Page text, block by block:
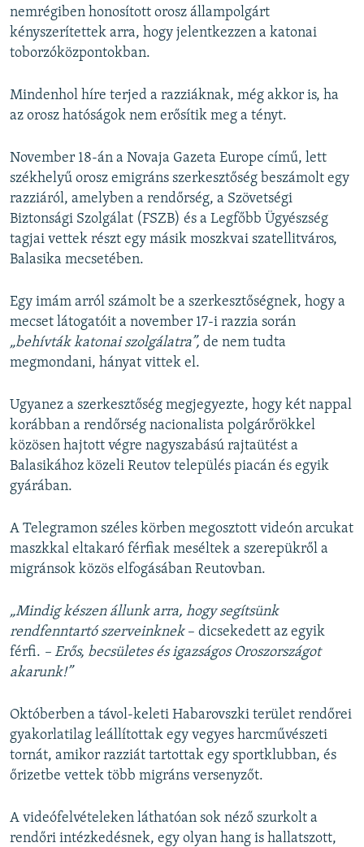
nemrégiben honosított orosz állampolgárt
kényszerítettek arra, hogy jelentkezzen a katonai
toborzóközpontokban.
Mindenhol híre terjed a razziáknak, még akkor is, ha
az orosz hatóságok nem erősítik meg a tényt.
November 18-án a Novaja Gazeta Europe című, lett
székhelyű orosz emigráns szerkesztőség beszámolt egy
razziáról, amelyben a rendőrség, a Szövetségi
Biztonsági Szolgálat (FSZB) és a Legfőbb Ügyészség
tagjai vettek részt egy másik moszkvai szatellitváros,
Balasika mecsetében.
Egy imám arról számolt be a szerkesztőségnek, hogy a
mecset látogatóit a november 17-i razzia során
„behívták katonai szolgálatra”, de nem tudta
megmondani, hányat vittek el.
Ugyanez a szerkesztőség megjegyezte, hogy két nappal
korábban a rendőrség nacionalista polgárőrökkel
közösen hajtott végre nagyszabású rajtaütést a
Balasikához közeli Reutov település piacán és egyik
gyárában.
A Telegramon széles körben megosztott videón arcukat
maszkkal eltakaró férfiak meséltek a szerepükről a
migránsok közös elfogásában Reutovban.
„Mindig készen állunk arra, hogy segítsünk
rendfenntartó szerveinknek – dicsekedett az egyik
férfi. – Erős, becsületes és igazságos Oroszországot
akarunk!”
Októberben a távol-keleti Habarovszki terület rendőrei
gyakorlatilag leállítottak egy vegyes harcművészeti
tornát, amikor razziát tartottak egy sportklubban, és
őrizetbe vettek több migráns versenyzőt.
A videófelvételeken láthatóan sok néző szurkolt a
rendőri intézkedésnek, egy olyan hang is hallatszott,